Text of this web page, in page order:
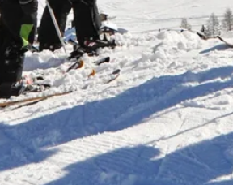
Skigebiet verfügt, ist es durch
ist man in nur 35 Minuten in
und der Schweiz.
man die Abende oder
Buchs, Bregenz oder St. Gallen